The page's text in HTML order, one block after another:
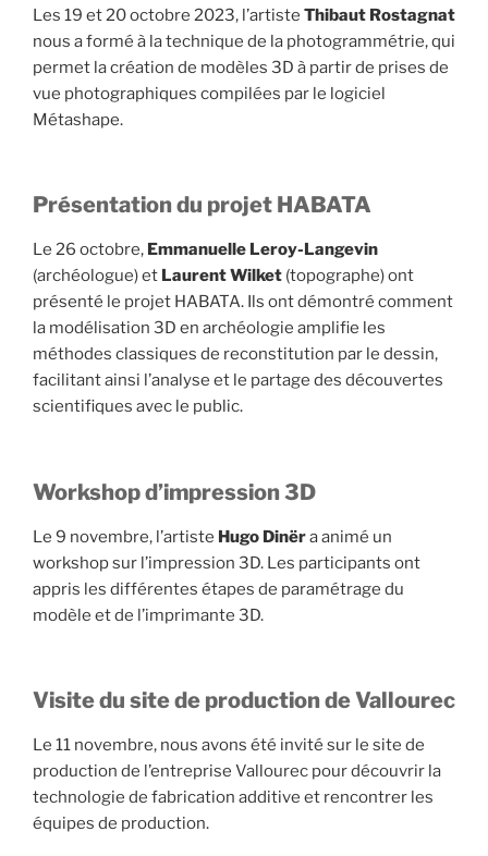
k
r
Les 19 et 20 octobre 2023, l’artiste Thibaut Rostagnat
nous a formé à la technique de la photogrammétrie, qui
permet la création de modèles 3D à partir de prises de
vue photographiques compilées par le logiciel
Métashape.
Présentation du projet HABATA
Le 26 octobre, Emmanuelle Leroy-Langevin
(archéologue) et Laurent Wilket (topographe) ont
présenté le projet HABATA. Ils ont démontré comment
la modélisation 3D en archéologie amplifie les
méthodes classiques de reconstitution par le dessin,
facilitant ainsi l’analyse et le partage des découvertes
scientifiques avec le public.
Workshop d’impression 3D
Le 9 novembre, l’artiste Hugo Dinëra animé un
workshop sur l’impression 3D. Les participants ont
appris les différentes étapes de paramétrage du
modèle et de l’imprimante 3D.
Visite du site de production de Vallourec
Le 11 novembre, nous avons été invité sur le site de
production de l’entreprise Vallourec pour découvrir la
technologie de fabrication additive et rencontrer les
équipes de production.